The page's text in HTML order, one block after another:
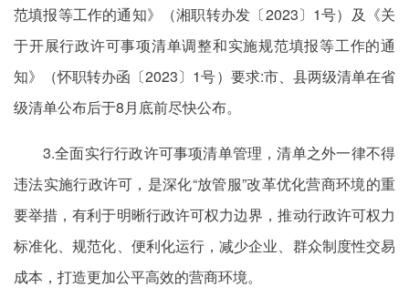
范填报等工作的通知》（湘职转办发〔2023〕1号）及《关
于开展行政许可事项清单调整和实施规范填报等工作的通
知》（怀职转办函〔2023〕1号）要求:市、县两级清单在省
级清单公布后于8月底前尽快公布。
3.全面实行行政许可事项清单管理，清单之外一律不得
违法实施行政许可，是深化“放管服”改革优化营商环境的重
要举措，有利于明晰行政许可权力边界，推动行政许可权力
标准化、规范化、便利化运行，减少企业、群众制度性交易
成本，打造更加公平高效的营商环境。